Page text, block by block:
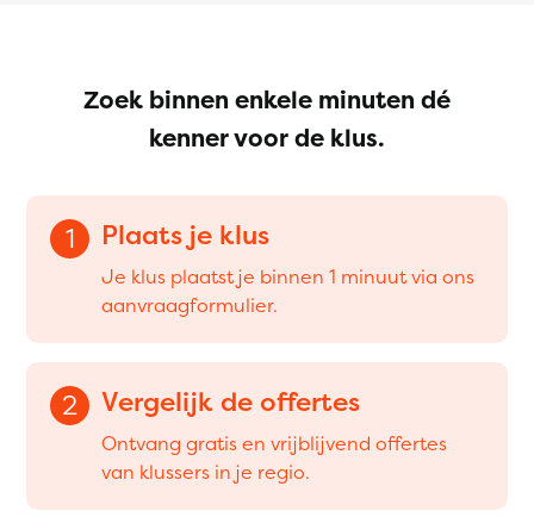
Zoek binnen enkele minuten dé
kenner voor de klus.
1 Plaats je klus
Je klus plaatst je binnen 1 minuut via ons
aanvraagformulier.
2 Vergelijk de offertes
Ontvang gratis en vrijblijvend offertes
van klussers in je regio.